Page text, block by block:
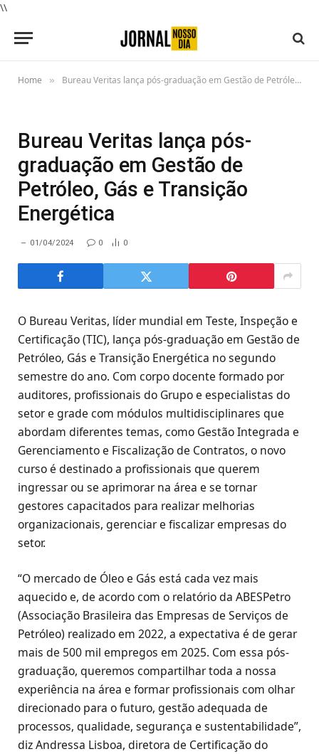
\\
Home » Bureau Veritas lança pós-graduação em Gestão de Petróleo, Gás e Transição Energética
Bureau Veritas lança pós-
graduação em Gestão de
Petróleo, Gás e Transição
Energética
01/04/2024 0 0
O Bureau Veritas, líder mundial em Teste, Inspeção e
Certificação (TIC), lança pós-graduação em Gestão de
Petróleo, Gás e Transição Energética no segundo
semestre do ano. Com corpo docente formado por
auditores, profissionais do Grupo e especialistas do
setor e grade com módulos multidisciplinares que
abordam diferentes temas, como Gestão Integrada e
Gerenciamento e Fiscalização de Contratos, o novo
curso é destinado a profissionais que querem
ingressar ou se aprimorar na área e se tornar
gestores capacitados para realizar melhorias
organizacionais, gerenciar e fiscalizar empresas do
setor.
“O mercado de Óleo e Gás está cada vez mais
aquecido e, de acordo com o relatório da ABESPetro
(Associação Brasileira das Empresas de Serviços de
Petróleo) realizado em 2022, a expectativa é de gerar
mais de 500 mil empregos em 2025. Com essa pós-
graduação, queremos compartilhar toda a nossa
experiência na área e formar profissionais com olhar
direcionado para o futuro, gestão adequada de
processos, qualidade, segurança e sustentabilidade”,
diz Andressa Lisboa, diretora de Certificação do